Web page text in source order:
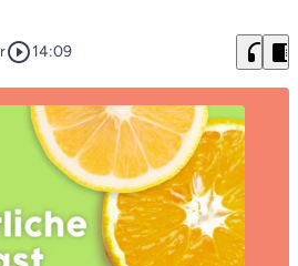
play_circle_outline14:09 headphones chrome_reader_mode